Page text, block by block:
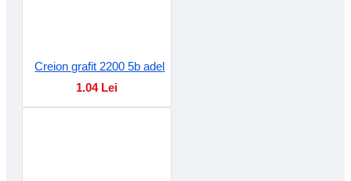
Creion grafit 2200 5b adel
1.04 Lei